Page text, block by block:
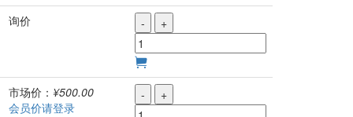
询价 - +
市场价： ¥500.00
会员价请登录
- +